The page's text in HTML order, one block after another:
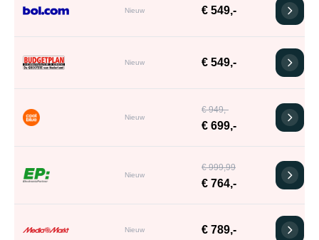
Nieuw € 549,-
Nieuw € 549,-
Nieuw
€ 949,-
€ 699,-
Nieuw
€ 999,99
€ 764,-
Nieuw € 789,-